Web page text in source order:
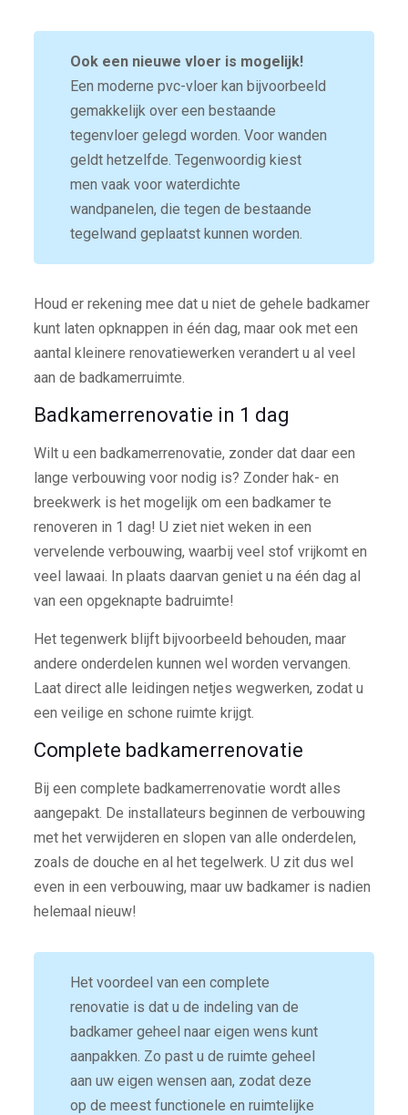
Ook een nieuwe vloer is mogelijk!
Een moderne pvc-vloer kan bijvoorbeeld
gemakkelijk over een bestaande
tegenvloer gelegd worden. Voor wanden
geldt hetzelfde. Tegenwoordig kiest
men vaak voor waterdichte
wandpanelen, die tegen de bestaande
tegelwand geplaatst kunnen worden.
Houd er rekening mee dat u niet de gehele badkamer
kunt laten opknappen in één dag, maar ook met een
aantal kleinere renovatiewerken verandert u al veel
aan de badkamerruimte.
Badkamerrenovatie in 1 dag
Wilt u een badkamerrenovatie, zonder dat daar een
lange verbouwing voor nodig is? Zonder hak- en
breekwerk is het mogelijk om een badkamer te
renoveren in 1 dag! U ziet niet weken in een
vervelende verbouwing, waarbij veel stof vrijkomt en
veel lawaai. In plaats daarvan geniet u na één dag al
van een opgeknapte badruimte!
Het tegenwerk blijft bijvoorbeeld behouden, maar
andere onderdelen kunnen wel worden vervangen.
Laat direct alle leidingen netjes wegwerken, zodat u
een veilige en schone ruimte krijgt.
Complete badkamerrenovatie
Bij een complete badkamerrenovatie wordt alles
aangepakt. De installateurs beginnen de verbouwing
met het verwijderen en slopen van alle onderdelen,
zoals de douche en al het tegelwerk. U zit dus wel
even in een verbouwing, maar uw badkamer is nadien
helemaal nieuw!
Het voordeel van een complete
renovatie is dat u de indeling van de
badkamer geheel naar eigen wens kunt
aanpakken. Zo past u de ruimte geheel
aan uw eigen wensen aan, zodat deze
op de meest functionele en ruimtelijke